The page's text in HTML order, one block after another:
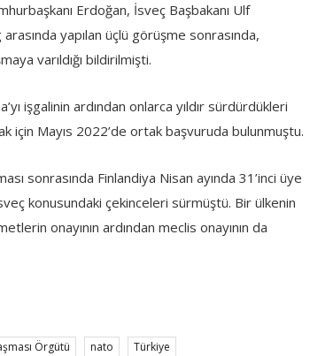
Erdoğan, İsveç Başbakanı Ulf
yapılan üçlü görüşme sonrasında,
varıldığı bildirilmişti.
işgalinin ardından onlarca yıldır sürdürdükleri
için Mayıs 2022’de ortak başvuruda bulunmuştu.
sonrasında Finlandiya Nisan ayında 31’inci üye
konusundaki çekinceleri sürmüştü. Bir ülkenin
onayının ardından meclis onayının da
Örgütü nato Türkiye